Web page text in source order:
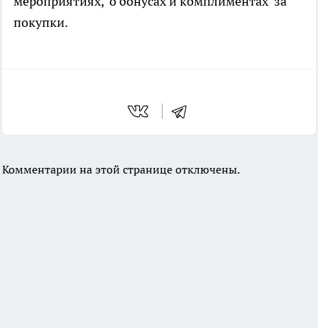
покупки.
Комментарии на этой странице отключены.